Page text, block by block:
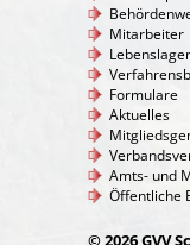
Mitarbeiter
Formulare
Aktuelles
Amts- und
Öffentliche
© 2026 GVV